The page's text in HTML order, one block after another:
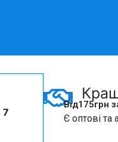
7
Від175грн
Є оптові та